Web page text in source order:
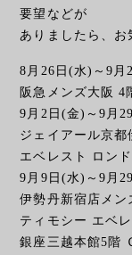
要望などが
ありましたら、お
8月26日(水)～9月
阪急メンズ大阪 4
9月2日(金)～9月
ジェイアール京都
エベレスト ロン
9月9日(水)～9月
伊勢丹新宿店メ
ティモシー エベ
銀座三越本館5階